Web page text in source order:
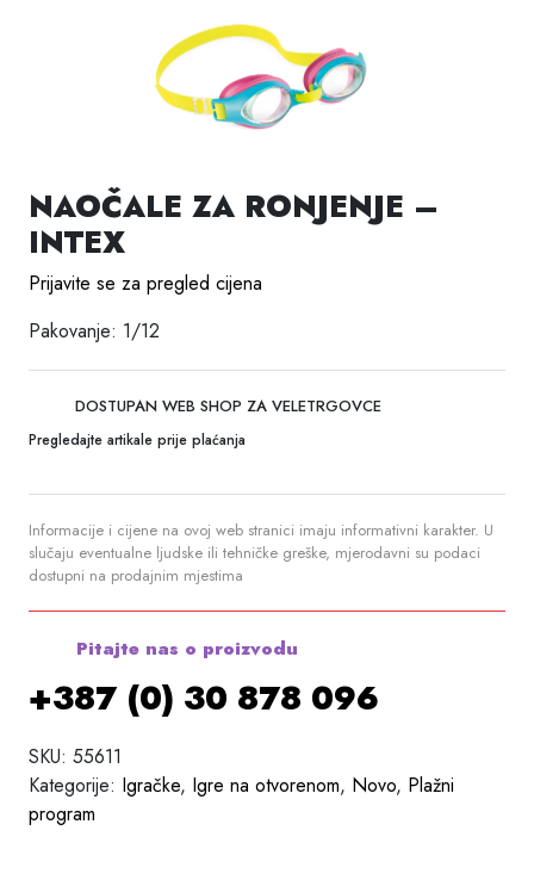
NAOČALE ZA RONJENJE –
INTEX
Prijavite se za pregled cijena
Pakovanje: 1/12
DOSTUPAN WEB SHOP ZA VELETRGOVCE
Pregledajte artikale prije plaćanja
Informacije i cijene na ovoj web stranici imaju informativni karakter. U
slučaju eventualne ljudske ili tehničke greške, mjerodavni su podaci
dostupni na prodajnim mjestima
Pitajte nas o proizvodu
+387 (0) 30 878 096
SKU: 55611
Kategorije: Igračke, Igre na otvorenom, Novo, Plažni
program